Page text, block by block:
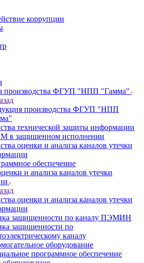
коррупции
производства ФГУП "НПП "Гамма"
производства ФГУП "НПП
технической защиты информации
в защищенном исполнении
оценки и анализа каналов утечки
обеспечение
и анализа каналов утечки
оценки и анализа каналов утечки
защищенности по каналу ПЭМИН
защищенности по
каналу
оборудование
программное обеспечение